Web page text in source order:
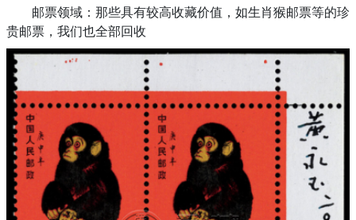
邮票领域：那些具有较高收藏价值，如生肖猴邮票等的珍
贵邮票，我们也全部回收